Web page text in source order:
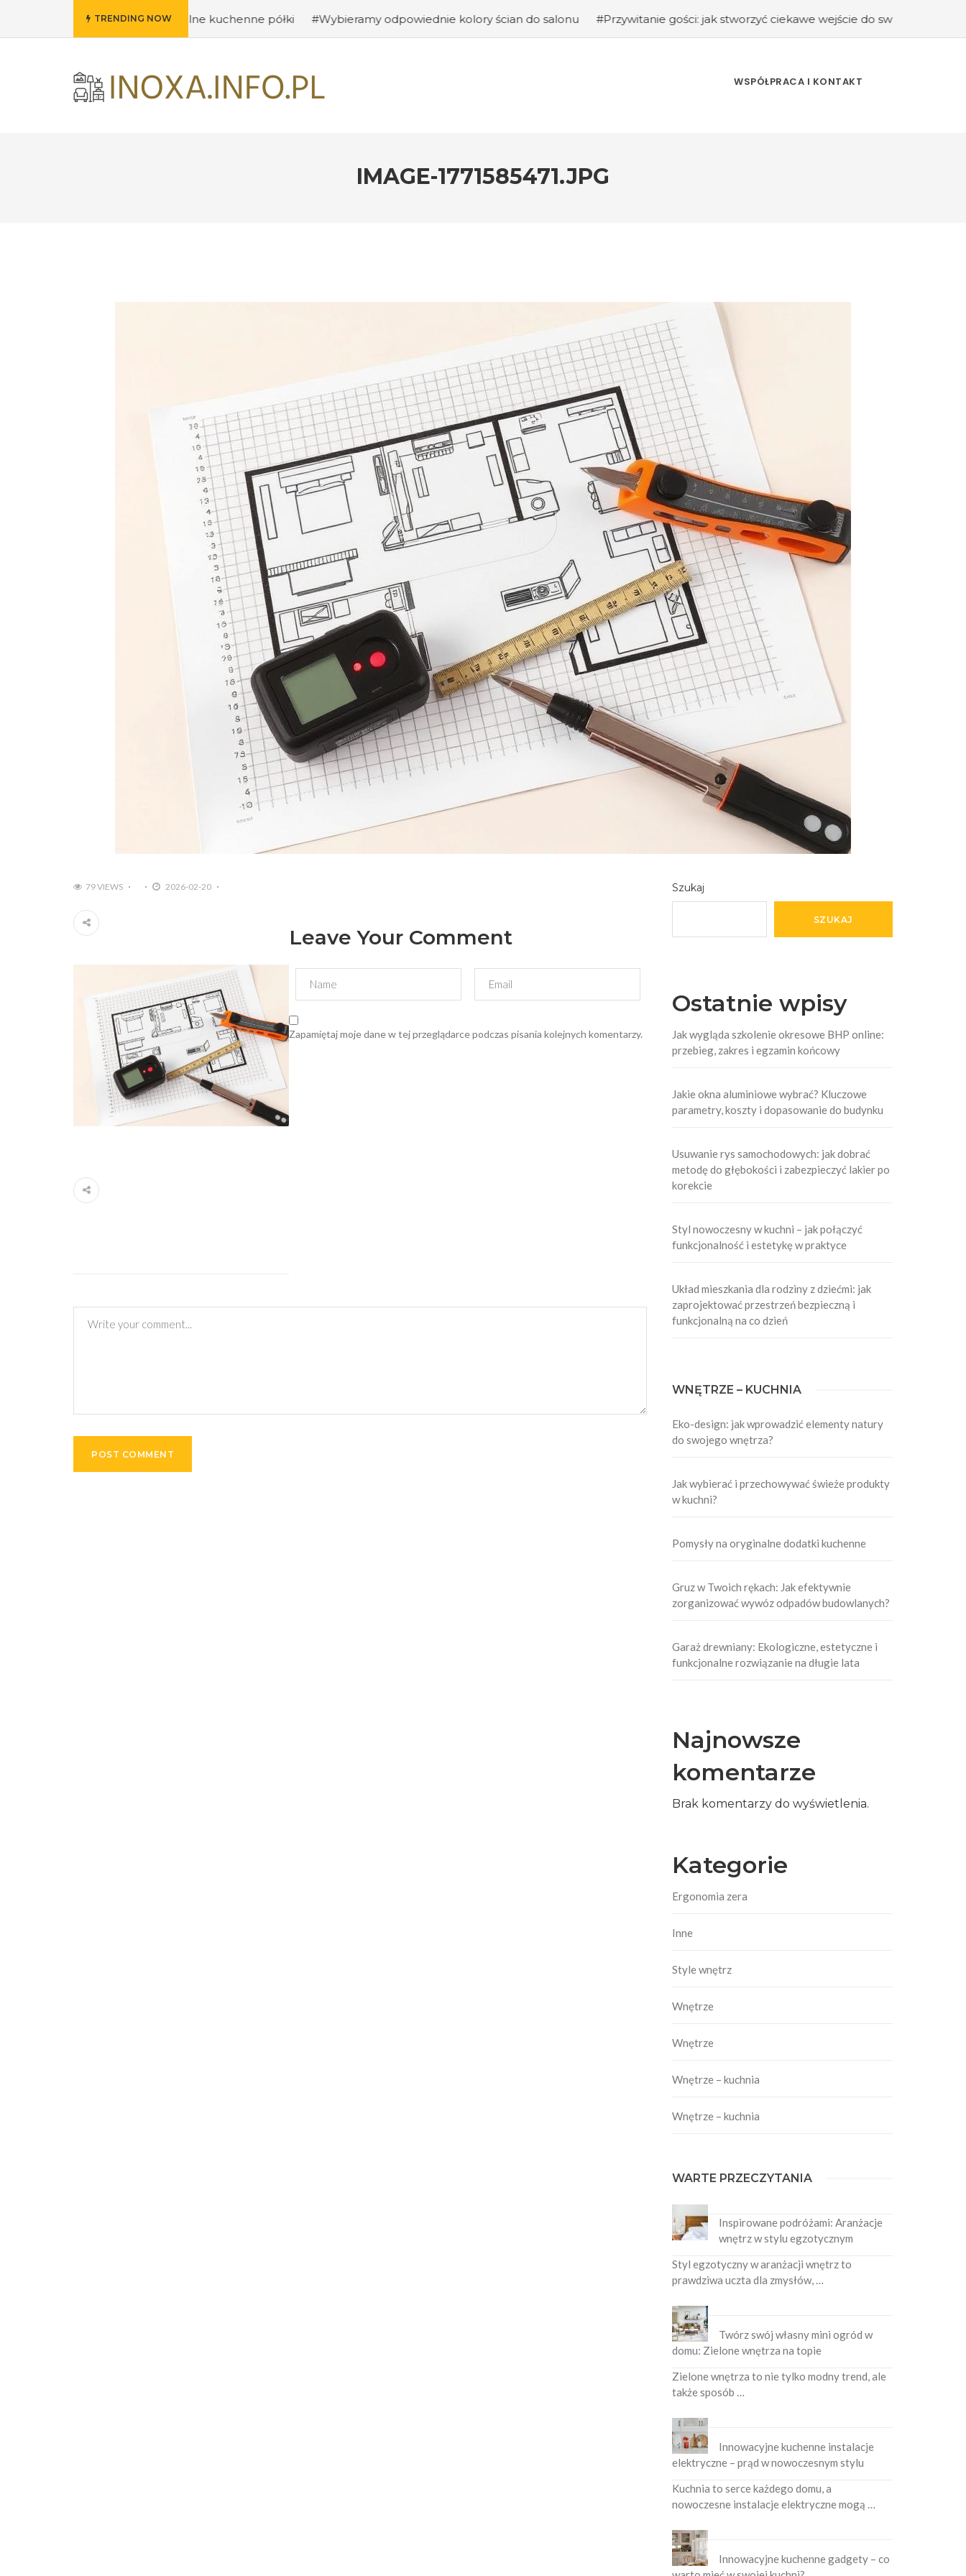
TRENDING NOW
na oryginalne kuchenne półki #Wybieramy odpowiednie kolory ścian do salonu #Przywitanie gości: jak stworzyć ciekawe wejście do swojego domu?
WSPÓŁPRACA I KONTAKT
IMAGE-1771585471.JPG
79 VIEWS 2026-02-20
Leave Your Comment
Zapamiętaj moje dane w tej przeglądarce podczas pisania kolejnych komentarzy.
Szukaj
SZUKAJ
Ostatnie wpisy
Jak wygląda szkolenie okresowe BHP online:
przebieg, zakres i egzamin końcowy
Jakie okna aluminiowe wybrać? Kluczowe
parametry, koszty i dopasowanie do budynku
Usuwanie rys samochodowych: jak dobrać
metodę do głębokości i zabezpieczyć lakier po
korekcie
Styl nowoczesny w kuchni – jak połączyć
funkcjonalność i estetykę w praktyce
Układ mieszkania dla rodziny z dziećmi: jak
zaprojektować przestrzeń bezpieczną i
funkcjonalną na co dzień
WNĘTRZE – KUCHNIA
Eko-design: jak wprowadzić elementy natury
do swojego wnętrza?
Jak wybierać i przechowywać świeże produkty
w kuchni?
Pomysły na oryginalne dodatki kuchenne
Gruz w Twoich rękach: Jak efektywnie
zorganizować wywóz odpadów budowlanych?
Garaż drewniany: Ekologiczne, estetyczne i
funkcjonalne rozwiązanie na długie lata
Najnowsze
komentarze
Brak komentarzy do wyświetlenia.
Kategorie
Ergonomia zera
Inne
Style wnętrz
Wnętrze
Wnętrze
Wnętrze – kuchnia
Wnętrze – kuchnia
WARTE PRZECZYTANIA
Inspirowane podróżami: Aranżacje
wnętrz w stylu egzotycznym
Styl egzotyczny w aranżacji wnętrz to
prawdziwa uczta dla zmysłów, …
Twórz swój własny mini ogród w
domu: Zielone wnętrza na topie
Zielone wnętrza to nie tylko modny trend, ale
także sposób …
Innowacyjne kuchenne instalacje
elektryczne – prąd w nowoczesnym stylu
Kuchnia to serce każdego domu, a
nowoczesne instalacje elektryczne mogą …
Innowacyjne kuchenne gadgety – co